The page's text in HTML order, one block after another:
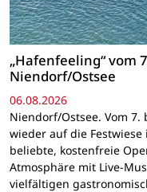
„Hafenfeeling“ vom
Niendorf/Ostsee
06.08.2026
Niendorf/Ostsee. Vom 7.
wieder auf die
beliebte, kostenfreie
Atmosphäre mit Live-
vielfältigen